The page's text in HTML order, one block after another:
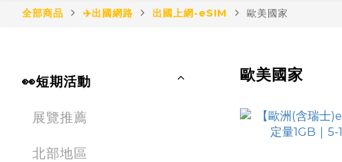
全部商品 ✈️出國網路 出國上網-eSIM 歐美國家
👀短期活動
展覽推薦
北部地區
歐美國家